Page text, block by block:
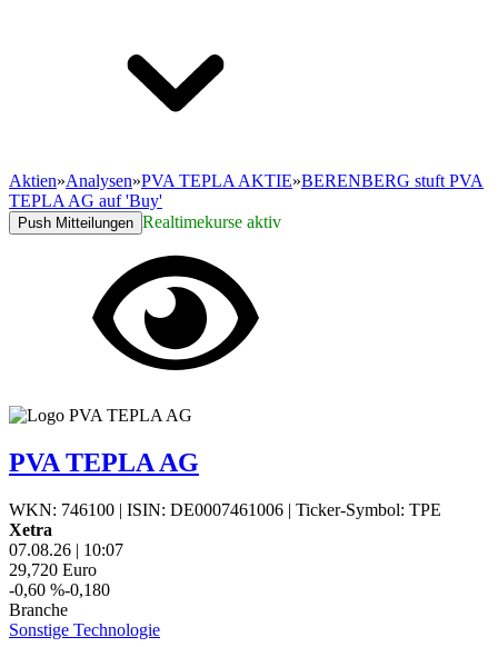
Aktien»Analysen»PVA TEPLA AKTIE»BERENBERG stuft PVA
TEPLA AG auf 'Buy'
Push Mitteilungen Realtimekurse aktiv
PVA TEPLA AG
WKN: 746100 | ISIN: DE0007461006 | Ticker-Symbol: TPE
Xetra
07.08.26 | 10:07
29,720 Euro
-0,60 %-0,180
Branche
Sonstige Technologie